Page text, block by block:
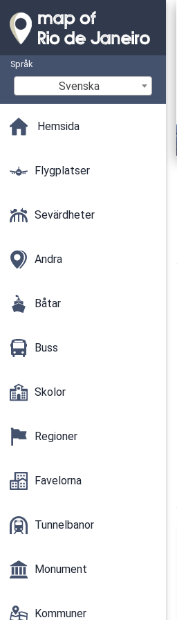
Språk
Svenska
Hemsida
Flygplatser
Sevärdheter
Andra
Båtar
Buss
Skolor
Regioner
Favelorna
Tunnelbanor
Monument
Kommuner